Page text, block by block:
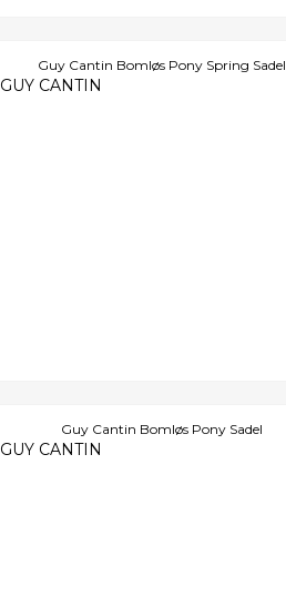
Guy Cantin Bomløs Pony Spring Sadel
GUY CANTIN
Guy Cantin Bomløs Pony Sadel
GUY CANTIN